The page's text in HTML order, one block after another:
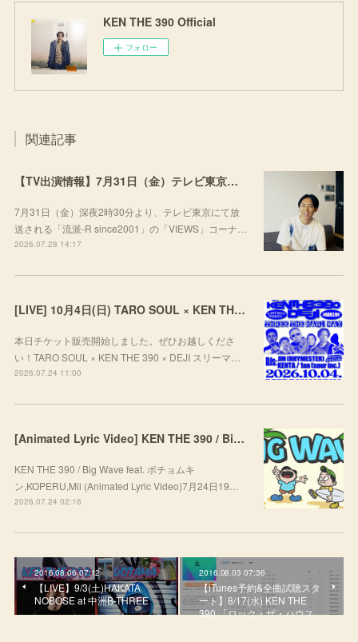
KEN THE 390 Official
フォロー
関連記事
【TV出演情報】7月31日（金）テレビ東京「流派-R since2001」
7月31日（金）深夜2時30分より、テレビ東京にて放
送される「流派-R since2001」の「VIEWS」コーナ…
2026.07.28 14:17
[LIVE] 10月4日(日) TARO SOUL × KEN THE 390 × DEJI スリーマンLIVE "THREE THE HARD WAY” @ ORD. 代官山
本日チケット販売開始しました。ぜひお越しくださ
い！TARO SOUL × KEN THE 390 × DEJI スリーマ…
2026.07.24 11:00
[Animated Lyric Video] KEN THE 390 / Big Wave feat. ポチョムキン,KOPERU,Mii
KEN THE 390 / Big Wave feat. ポチョムキ
ン,KOPERU,Mii (Animated Lyric Video)7月24日19…
2026.07.24 02:16
2016.08.06 07:12
【LIVE】9/3(土)HAKATA
NOBOSE at 中洲B-THREE
2016.08.03 07:36
【iTunes予約&全曲試聴スタ
ート】8/17(水) KEN THE
390 「ロック・ザ・ハウス…